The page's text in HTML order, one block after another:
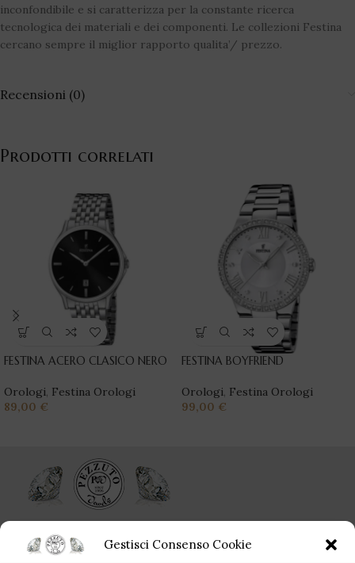
Gestisci Consenso Cookie
inconfondibile e si caratterizza per la constante ricerca
tecnologica dei materiali e dei componenti. Le collezioni Festina
cercano sempre il miglior rapporto qualita’/ prezzo.
Recensioni (0)
Prodotti correlati
FESTINA ACERO CLASICO NERO
Orologi, Festina Orologi
89,00 €
FESTINA BOYFRIEND
Orologi, Festina Orologi
99,00 €
Ogni singolo gioiello acquistato da Pezzuto Jewels è per sempre!